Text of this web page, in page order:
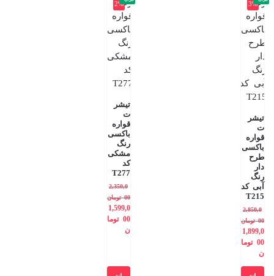
3%
تیشر
ت
قواره
باکسی
طرح
دار
رنگ
آبی کد
T215
2,850,0
00 تومان
1,899,0
00 توما
ن
2%
تیشر
ت
قواره
باکسی
رنگ
مشکی
کد
T277
2,350,0
00 تومان
1,599,0
00 توما
ن